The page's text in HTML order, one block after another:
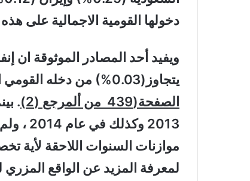
دخولها القومية الاجمالية على
ويفيد أحد المصادر الموثوقة ان
يتجاوز(0.03%) من دخله القومي الإجمالي عام 2011 :
الصفحة(439 من ألمرجع (2)
.
2013
لمعرفة المزيد عن الواقع